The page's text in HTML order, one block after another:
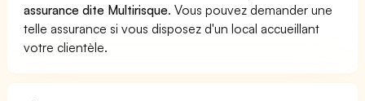
assurance dite Multirisque. Vous pouvez demander une
telle assurance si vous disposez d'un local accueillant
votre clientèle.